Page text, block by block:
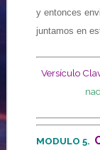
y entonces
juntamos en
Versículo
MODULO 5.